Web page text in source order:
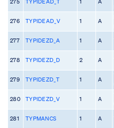
276 TYPIDEAD_V 1 A
277 TYPIDEZD_A 1 A
278 TYPIDEZD_D 2 A
279 TYPIDEZD_T 1 A
280 TYPIDEZD_V 1 A
281 TYPMANCS 1 A